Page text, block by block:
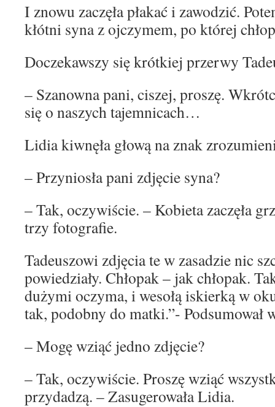
I znowu zaczęła płakać i zawodzić.
kłótni syna z ojczymem, po której
Doczekawszy się krótkiej przerwy
– Szanowna pani, ciszej, proszę.
się o naszych tajemnicach…
Lidia kiwnęła głową na znak
– Przyniosła pani zdjęcie syna?
– Tak, oczywiście. – Kobieta zaczęła
trzy fotografie.
Tadeuszowi zdjęcia te w zasadzie nic
powiedziały. Chłopak – jak chłopak.
dużymi oczyma, i wesołą iskierką w
tak, podobny do matki.”- Podsumował
– Mogę wziąć jedno zdjęcie?
– Tak, oczywiście. Proszę wziąć
przydadzą. – Zasugerowała Lidia.